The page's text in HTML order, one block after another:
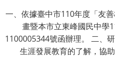
一、依據臺中市110年度「友
畫暨本市立東峰國民中學
1100005344號函辦理。 二、
生涯發展教育的了解，協